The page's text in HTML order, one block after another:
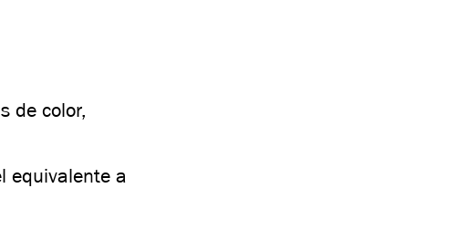
de color,
equivalente a